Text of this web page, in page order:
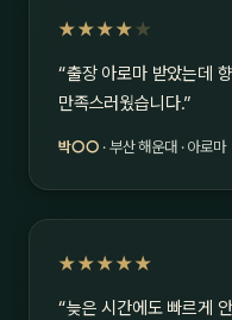
★★★★ ★
“출장 아로마 받았는데
만족스러웠습니다.”
박○○ · 부산 해운대 · 아로마
★★★★★
“늦은 시간에도 빠르게